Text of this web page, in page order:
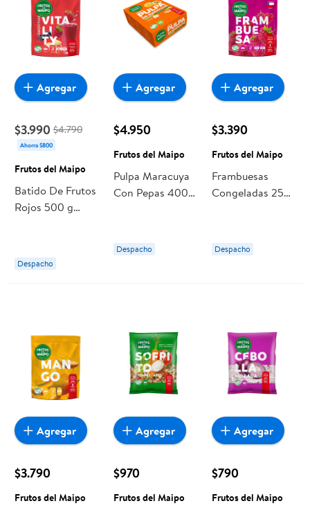
$3.990 $4.790
Ahorra $800
Frutos del Maipo
Batido De Frutos
Rojos 500 g
Despacho
Agregar
$4.950
Frutos del Maipo
Pulpa Maracuya
Con Pepas 400
Despacho
Agregar
$3.390
Frutos del Maipo
Frambuesas
Congeladas 250
Despacho
Agregar
$3.790
Frutos del Maipo
Agregar
$970
Frutos del Maipo
Agregar
$790
Frutos del Maipo
Agregar